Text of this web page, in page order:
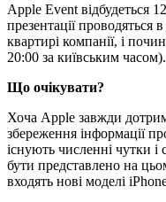
Apple Event відбудеться
презентації проводяться
квартирі компанії, і
20:00 за київським часом).
Що очікувати?
Хоча Apple завжди
збереження інформації
існують численні чутки
бути представлено на
входять нові моделі